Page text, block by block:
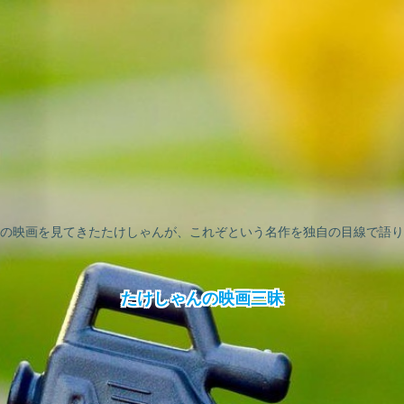
映画を見てきたたけしゃんが、これぞという名作を独自の目線で語
たけしゃんの映画三昧